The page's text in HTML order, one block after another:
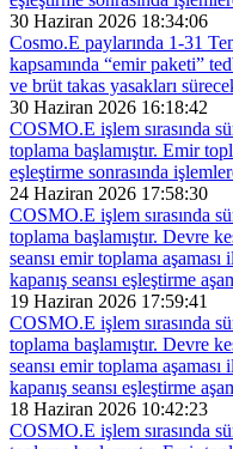
30 Haziran 2026 18:34:06
Cosmo.E paylarında 1-31
kapsamında “emir paketi”
ve brüt takas yasakları
30 Haziran 2026 16:18:42
COSMO.E işlem sırasında
toplama başlamıştır. Emir
eşleştirme sonrasında
24 Haziran 2026 17:58:30
COSMO.E işlem sırasında
toplama başlamıştır. Devre
seansı emir toplama
kapanış seansı eşleştirme
19 Haziran 2026 17:59:41
COSMO.E işlem sırasında
toplama başlamıştır. Devre
seansı emir toplama
kapanış seansı eşleştirme
18 Haziran 2026 10:42:23
COSMO.E işlem sırasında